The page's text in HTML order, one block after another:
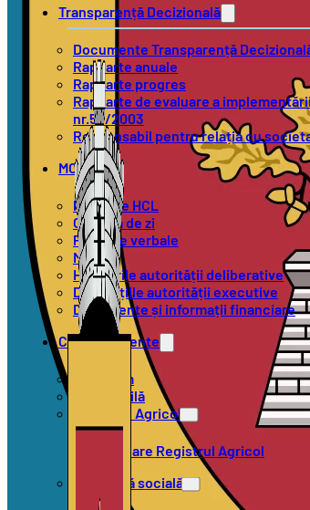
Transparență Decizională
Documente Transparență
Rapoarte anuale
Rapoarte progres
Rapoarte de evaluare a
nr.52/2003
Responsabil pentru relația cu
MOL
Proiecte HCL
Ordinea de zi
Procese verbale
Minute
Hotărârile autorității deliberative
Dispozițiile autorității executive
Documente și informații financiare
Compartimente
Urbanism
Stare Civilă
Registrul Agricol
Formulare Registrul Agricol
Asistență socială